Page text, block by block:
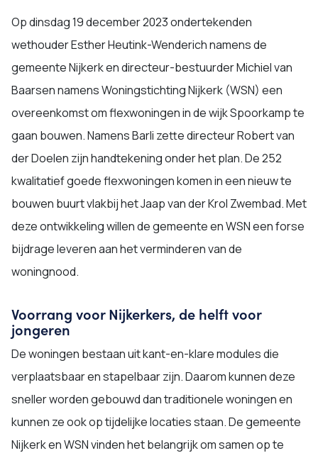
Op dinsdag 19 december 2023 ondertekenden
wethouder Esther Heutink-Wenderich namens de
gemeente Nijkerk en directeur-bestuurder Michiel van
Baarsen namens Woningstichting Nijkerk (WSN) een
overeenkomst om flexwoningen in de wijk Spoorkamp te
gaan bouwen. Namens Barli zette directeur Robert van
der Doelen zijn handtekening onder het plan. De 252
kwalitatief goede flexwoningen komen in een nieuw te
bouwen buurt vlakbij het Jaap van der Krol Zwembad. Met
deze ontwikkeling willen de gemeente en WSN een forse
bijdrage leveren aan het verminderen van de
woningnood.
Voorrang voor Nijkerkers, de helft voor
jongeren
De woningen bestaan uit kant-en-klare modules die
verplaatsbaar en stapelbaar zijn. Daarom kunnen deze
sneller worden gebouwd dan traditionele woningen en
kunnen ze ook op tijdelijke locaties staan. De gemeente
Nijkerk en WSN vinden het belangrijk om samen op te